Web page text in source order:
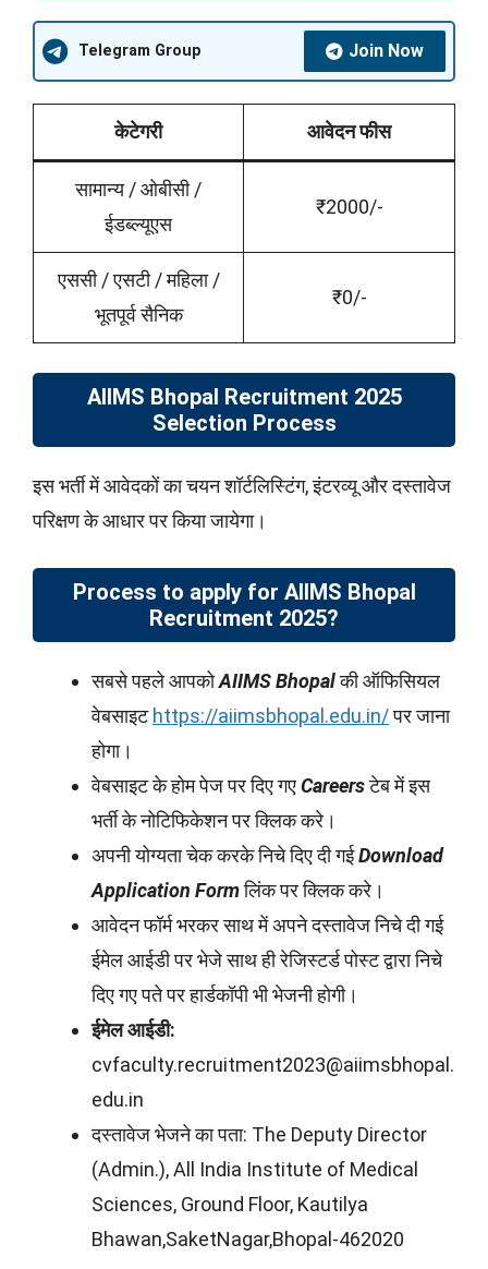
Telegram Group Join Now
केटेगरी आवेदन फीस
सामान्य / ओबीसी /
ईडब्ल्यूएस
₹2000/-
एससी / एसटी / महिला /
भूतपूर्व सैनिक
₹0/-
AIIMS Bhopal Recruitment 2025
Selection Process
इस भर्ती में आवेदकों का चयन शॉर्टलिस्टिंग, इंटरव्यू और दस्तावेज
परिक्षण के आधार पर किया जायेगा।
Process to apply for AIIMS Bhopal
Recruitment 2025?
सबसे पहले आपकोAIIMS Bhopalकी ऑफिसियल
वेबसाइटhttps://aiimsbhopal.edu.in/पर जाना
होगा।
वेबसाइट के होम पेज पर दिए गएCareersटेब में इस
भर्ती के नोटिफिकेशन पर क्लिक करे।
अपनी योग्यता चेक करके निचे दिए दी गईDownload
Application Formलिंक पर क्लिक करे।
आवेदन फॉर्म भरकर साथ में अपने दस्तावेज निचे दी गई
ईमेल आईडी पर भेजे साथ ही रेजिस्टर्ड पोस्ट द्वारा निचे
दिए गए पते पर हार्डकॉपी भी भेजनी होगी।
ईमेल आईडी:
cvfaculty.recruitment2023@aiimsbhopal.
edu.in
दस्तावेज भेजने का पता: The Deputy Director
(Admin.), All India Institute of Medical
Sciences, Ground Floor, Kautilya
Bhawan,SaketNagar,Bhopal-462020